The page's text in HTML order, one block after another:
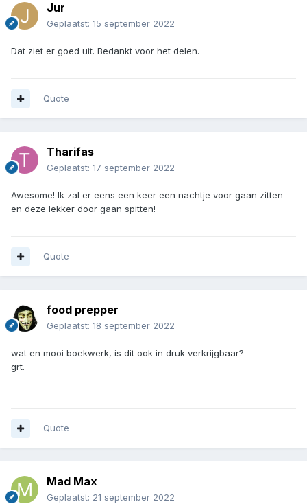
Jur
Geplaatst: 15 september 2022
Dat ziet er goed uit. Bedankt voor het delen.
Quote
Tharifas
Geplaatst: 17 september 2022
Awesome! Ik zal er eens een keer een nachtje voor gaan zitten
en deze lekker door gaan spitten!
Quote
food prepper
Geplaatst: 18 september 2022
wat en mooi boekwerk, is dit ook in druk verkrijgbaar?
grt.
Quote
Mad Max
Geplaatst: 21 september 2022